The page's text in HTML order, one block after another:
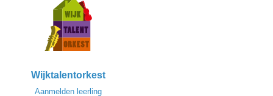
Wijktalentorkest
Aanmelden leerling